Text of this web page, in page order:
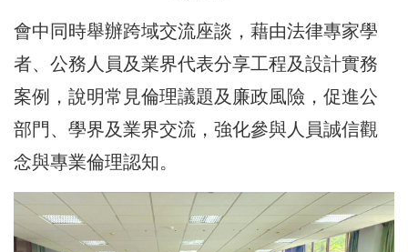
會中同時舉辦跨域交流座談，藉由法律專家學
者、公務人員及業界代表分享工程及設計實務
案例，說明常見倫理議題及廉政風險，促進公
部門、學界及業界交流，強化參與人員誠信觀
念與專業倫理認知。